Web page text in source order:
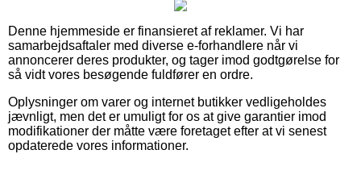
Denne hjemmeside er finansieret af reklamer. Vi har
samarbejdsaftaler med diverse e-forhandlere når vi
annoncerer deres produkter, og tager imod godtgørelse for
så vidt vores besøgende fuldfører en ordre.
Oplysninger om varer og internet butikker vedligeholdes
jævnligt, men det er umuligt for os at give garantier imod
modifikationer der måtte være foretaget efter at vi senest
opdaterede vores informationer.